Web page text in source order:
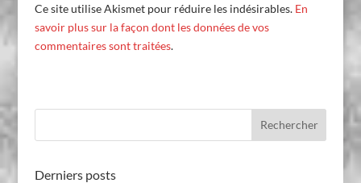
Ce site utilise Akismet pour réduire les indésirables. En
savoir plus sur la façon dont les données de vos
commentaires sont traitées.
Derniers posts